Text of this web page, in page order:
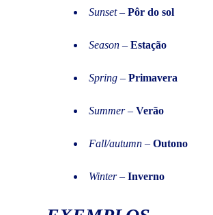
Sunset– Pôr do sol
Season – Estação
Spring – Primavera
Summer– Verão
Fall/autumn – Outono
Winter– Inverno